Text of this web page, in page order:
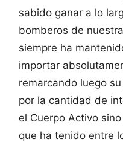
sabido ganar a lo
bomberos de
siempre ha
importar
remarcando luego
por la cantidad de
el Cuerpo Activo
que ha tenido entre